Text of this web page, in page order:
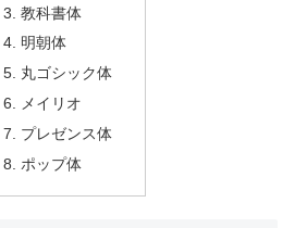
教科書体
明朝体
丸ゴシック体
メイリオ
プレゼンス体
ポップ体